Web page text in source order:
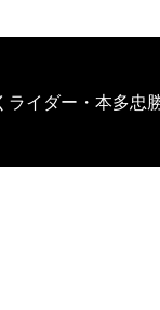
ライダー・本多忠